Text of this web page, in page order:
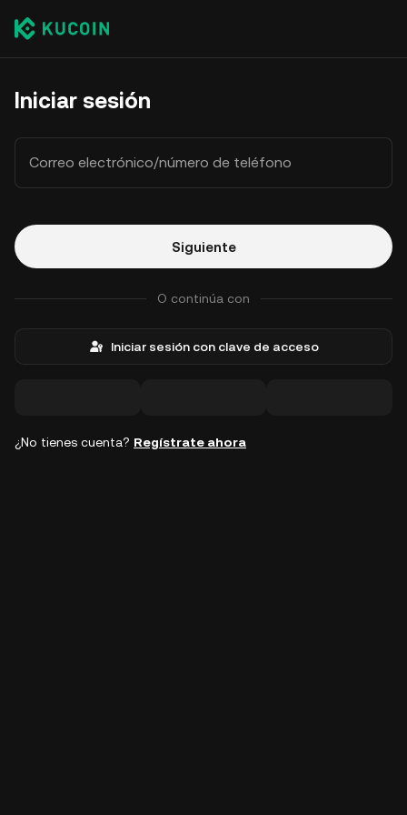
Iniciar sesión
Correo electrónico/número de teléfono
Siguiente
O continúa con
Iniciar sesión con clave de acceso
¿No tienes cuenta? Regístrate ahora